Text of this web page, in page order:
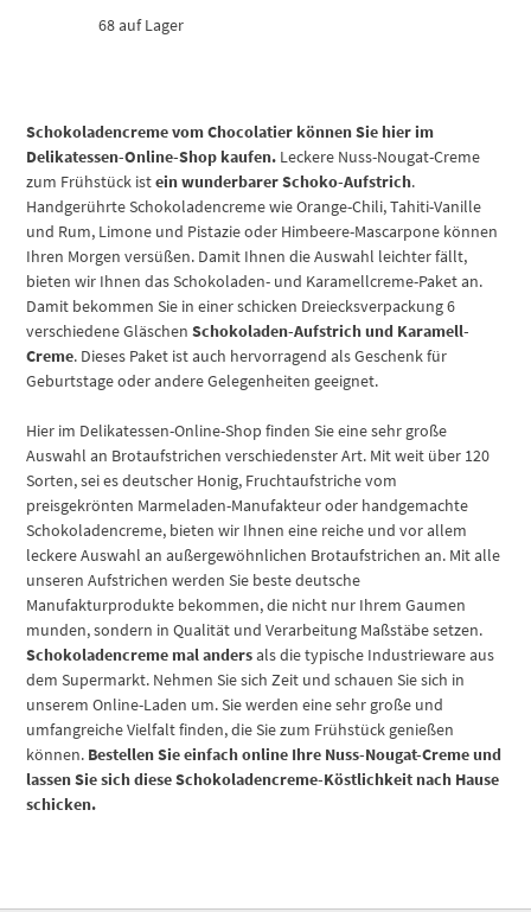
68 auf Lager
Schokoladencreme vom Chocolatier können Sie hier im
Delikatessen-Online-Shop kaufen. Leckere Nuss-Nougat-Creme
zum Frühstück istein wunderbarer Schoko-Aufstrich.
Handgerührte Schokoladencreme wie Orange-Chili, Tahiti-Vanille
und Rum, Limone und Pistazie oder Himbeere-Mascarpone können
Ihren Morgen versüßen. Damit Ihnen die Auswahl leichter fällt,
bieten wir Ihnen das Schokoladen- und Karamellcreme-Paket an.
Damit bekommen Sie in einer schicken Dreiecksverpackung 6
verschiedene GläschenSchokoladen-Aufstrich und Karamell-
Creme. Dieses Paket ist auch hervorragend als Geschenk für
Geburtstage oder andere Gelegenheiten geeignet.
Hier im Delikatessen-Online-Shop finden Sie eine sehr große
Auswahl an Brotaufstrichen verschiedenster Art. Mit weit über 120
Sorten, sei es deutscher Honig, Fruchtaufstriche vom
preisgekrönten Marmeladen-Manufakteur oder handgemachte
Schokoladencreme, bieten wir Ihnen eine reiche und vor allem
leckere Auswahl an außergewöhnlichen Brotaufstrichen an. Mit alle
unseren Aufstrichen werden Sie beste deutsche
Manufakturprodukte bekommen, die nicht nur Ihrem Gaumen
munden, sondern in Qualität und Verarbeitung Maßstäbe setzen.
Schokoladencreme mal andersals die typische Industrieware aus
dem Supermarkt. Nehmen Sie sich Zeit und schauen Sie sich in
unserem Online-Laden um. Sie werden eine sehr große und
umfangreiche Vielfalt finden, die Sie zum Frühstück genießen
können. Bestellen Sie einfach online Ihre Nuss-Nougat-Creme und
lassen Sie sich diese Schokoladencreme-Köstlichkeit nach Hause
schicken.